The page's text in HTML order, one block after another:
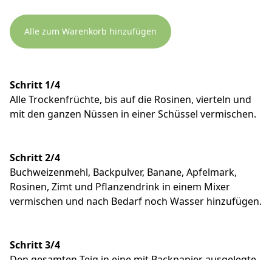
Alle zum Warenkorb hinzufügen
Schritt 1/4
Alle Trockenfrüchte, bis auf die Rosinen, vierteln und
mit den ganzen Nüssen in einer Schüssel vermischen.
Schritt 2/4
Buchweizenmehl, Backpulver, Banane, Apfelmark,
Rosinen, Zimt und Pflanzendrink in einem Mixer
vermischen und nach Bedarf noch Wasser hinzufügen.
Schritt 3/4